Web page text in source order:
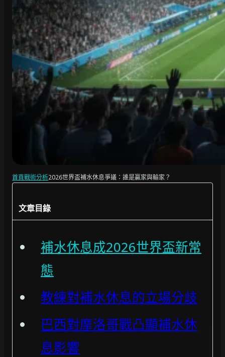
首頁戰術分析2026世界盃補水休息爭議：誰是贏家與輸家？
文章目錄
補水休息成2026世界盃新常
態
教練對補水休息的立場分歧
巴西對摩洛哥戰凸顯補水休
息影響